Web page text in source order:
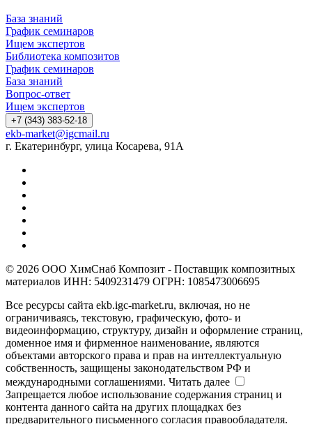
База знаний
График семинаров
Ищем экспертов
Библиотека композитов
График семинаров
База знаний
Вопрос-ответ
Ищем экспертов
+7 (343) 383-52-18
ekb-market@igcmail.ru
г. Екатеринбург, улица Косарева, 91А
© 2026 ООО ХимСнаб Композит - Поставщик композитных
материалов ИНН: 5409231479 ОГРН: 1085473006695
Все ресурсы сайта ekb.igc-market.ru, включая, но не
ограничиваясь, текстовую, графическую, фото- и
видеоинформацию, структуру, дизайн и оформление страниц,
доменное имя и фирменное наименование, являются
объектами авторского права и прав на интеллектуальную
собственность, защищены законодательством РФ и
международными соглашениями. Читать далее
Запрещается любое использование содержания страниц и
контента данного сайта на других площадках без
предварительного письменного согласия правообладателя.